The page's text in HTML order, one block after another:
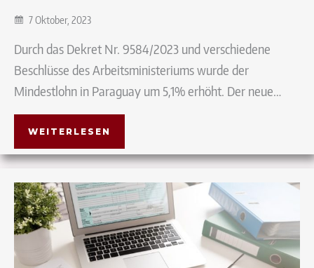
7 Oktober, 2023
Durch das Dekret Nr. 9584/2023 und verschiedene
Beschlüsse des Arbeitsministeriums wurde der
Mindestlohn in Paraguay um 5,1% erhöht. Der neue…
WEITERLESEN